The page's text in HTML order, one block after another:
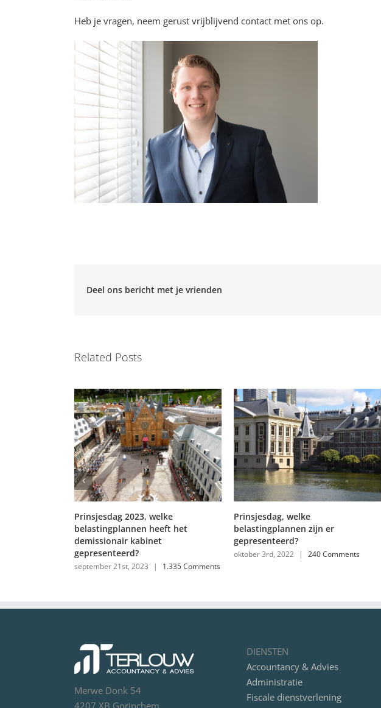
Heb je vragen, neem gerust vrijblijvend contact met ons op.
Deel ons bericht met je vrienden
Related Posts
1.335 Comments
Prinsjesdag, welke
belastingplannen zijn er
gepresenteerd?
oktober 3rd, 2022
Prinsjesdagupdate voor
ondernemers
september 23rd, 2021 193
4207 XB Gorinchem
Accountancy & Advies
Administratie
Fiscale dienstverlening
Starters